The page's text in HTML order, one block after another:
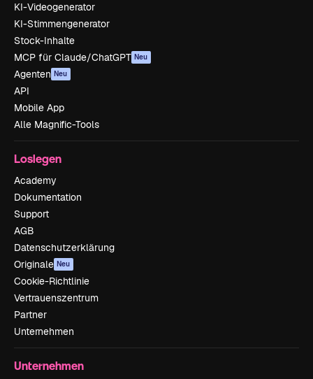
KI-Videogenerator
KI-Stimmengenerator
Stock-Inhalte
MCP für Claude/ChatGPT Neu
Agenten Neu
API
Mobile App
Alle Magnific-Tools
Loslegen
Academy
Dokumentation
Support
AGB
Datenschutzerklärung
Originale Neu
Cookie-Richtlinie
Vertrauenszentrum
Partner
Unternehmen
Unternehmen